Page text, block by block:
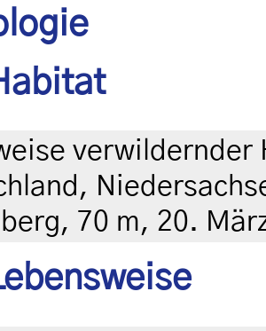
verwildernder
70 m, 20.